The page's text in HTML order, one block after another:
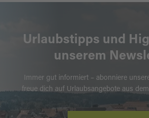
Urlaubstipps und
unserem
Immer gut informiert – abonniere
freue dich auf Urlaubsangebote aus